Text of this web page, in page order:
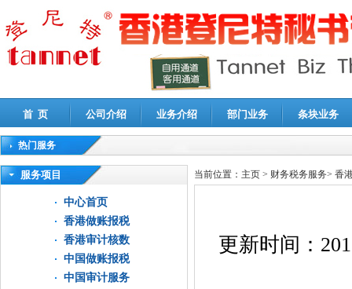
首 页 公司介绍 业务介绍 部门业务 条块业务
热门服务
高新技术企业认定审计|企业所得税汇算清缴申报鉴证
服务项目
中心首页
香港做账报税
香港审计核数
中国做账报税
中国审计服务
当前位置： 主页 > 财务税务服务> 香
更新时间：